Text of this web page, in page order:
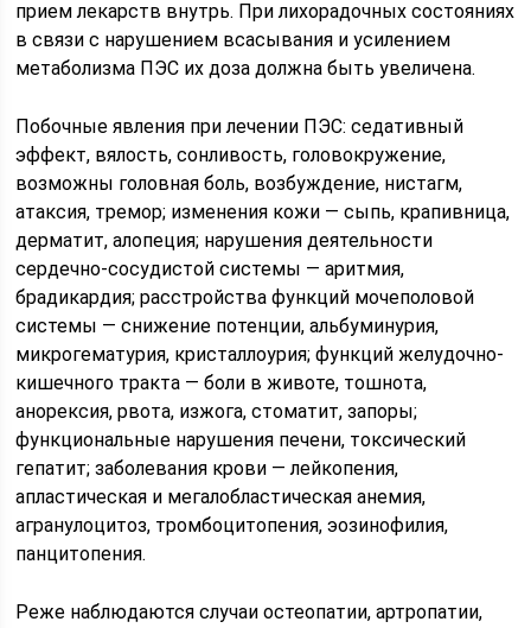
прием лекарств внутрь. При лихорадочных состояниях
в связи с нарушением всасывания и усилением
метаболизма ПЭС их доза должна быть увеличена.
Побочные явления при лечении ПЭС: седативный
эффект, вялость, сонливость, головокружение,
возможны головная боль, возбуждение, нистагм,
атаксия, тремор; изменения кожи — сыпь, крапивница,
дерматит, алопеция; нарушения деятельности
сердечно-сосудистой системы — аритмия,
брадикардия; расстройства функций мочеполовой
системы — снижение потенции, альбуминурия,
микрогематурия, кристаллоурия; функций желудочно-
кишечного тракта — боли в животе, тошнота,
анорексия, рвота, изжога, стоматит, запоры;
функциональные нарушения печени, токсический
гепатит; заболевания крови — лейкопения,
апластическая и мегалобластическая анемия,
агранулоцитоз, тромбоцитопения, эозинофилия,
панцитопения.
Реже наблюдаются случаи остеопатии, артропатии,